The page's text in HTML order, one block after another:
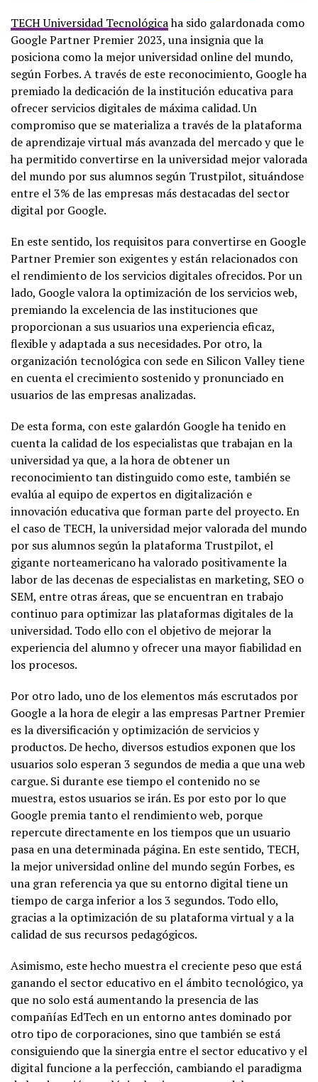
TECH Universidad Tecnológicaha sido galardonada como
Google Partner Premier 2023, una insignia que la
posiciona como la mejor universidad online del mundo,
según Forbes. A través de este reconocimiento, Google ha
premiado la dedicación de la institución educativa para
ofrecer servicios digitales de máxima calidad. Un
compromiso que se materializa a través de la plataforma
de aprendizaje virtual más avanzada del mercado y que le
ha permitido convertirse en la universidad mejor valorada
del mundo por sus alumnos según Trustpilot, situándose
entre el 3% de las empresas más destacadas del sector
digital por Google.
En este sentido, los requisitos para convertirse en Google
Partner Premier son exigentes y están relacionados con
el rendimiento de los servicios digitales ofrecidos. Por un
lado, Google valora la optimización de los servicios web,
premiando la excelencia de las instituciones que
proporcionan a sus usuarios una experiencia eficaz,
flexible y adaptada a sus necesidades. Por otro, la
organización tecnológica con sede en Silicon Valley tiene
en cuenta el crecimiento sostenido y pronunciado en
usuarios de las empresas analizadas.
De esta forma, con este galardón Google ha tenido en
cuenta la calidad de los especialistas que trabajan en la
universidad ya que, a la hora de obtener un
reconocimiento tan distinguido como este, también se
evalúa al equipo de expertos en digitalización e
innovación educativa que forman parte del proyecto. En
el caso de TECH, la universidad mejor valorada del mundo
por sus alumnos según la plataforma Trustpilot, el
gigante norteamericano ha valorado positivamente la
labor de las decenas de especialistas en marketing, SEO o
SEM, entre otras áreas, que se encuentran en trabajo
continuo para optimizar las plataformas digitales de la
universidad. Todo ello con el objetivo de mejorar la
experiencia del alumno y ofrecer una mayor fiabilidad en
los procesos.
Por otro lado, uno de los elementos más escrutados por
Google a la hora de elegir a las empresas Partner Premier
es la diversificación y optimización de servicios y
productos. De hecho, diversos estudios exponen que los
usuarios solo esperan 3 segundos de media a que una web
cargue. Si durante ese tiempo el contenido no se
muestra, estos usuarios se irán. Es por esto por lo que
Google premia tanto el rendimiento web, porque
repercute directamente en los tiempos que un usuario
pasa en una determinada página. En este sentido, TECH,
la mejor universidad online del mundo según Forbes, es
una gran referencia ya que su entorno digital tiene un
tiempo de carga inferior a los 3 segundos. Todo ello,
gracias a la optimización de su plataforma virtual y a la
calidad de sus recursos pedagógicos.
Asimismo, este hecho muestra el creciente peso que está
ganando el sector educativo en el ámbito tecnológico, ya
que no solo está aumentando la presencia de las
compañías EdTech en un entorno antes dominado por
otro tipo de corporaciones, sino que también se está
consiguiendo que la sinergia entre el sector educativo y el
digital funcione a la perfección, cambiando el paradigma